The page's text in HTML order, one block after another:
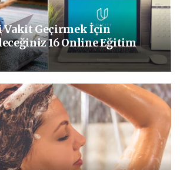
Vakit Geçirmek İçin
16 Online Eğitim